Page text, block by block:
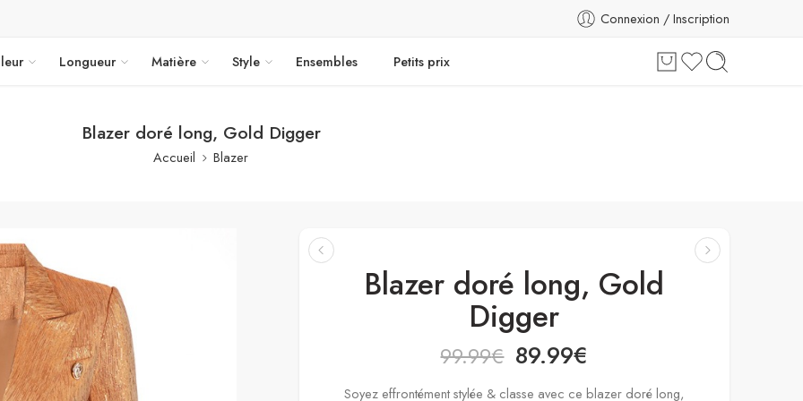
Connexion / Inscription
Longueur Matière Style Ensembles Petits prix
Blazer doré long, Gold Digger
Accueil Blazer
Blazer doré long, Gold
Digger
99.99€ 89.99€
Soyez effrontément stylée & classe avec ce blazer doré long,